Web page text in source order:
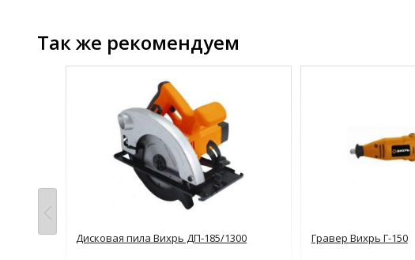
Так же рекомендуем
Дисковая пила Вихрь ДП-185/1300 Гравер Вихрь Г-150